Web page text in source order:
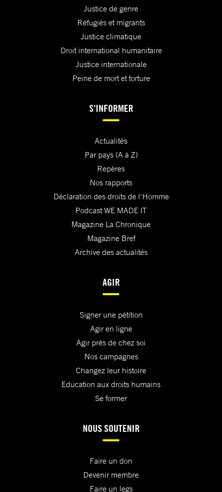
Justice de genre
Réfugiés et migrants
Justice climatique
Droit international humanitaire
Justice internationale
Peine de mort et torture
S'INFORMER
Actualités
Par pays (A à Z)
Repères
Nos rapports
Déclaration des droits de l'Homme
Podcast WE MADE IT
Magazine La Chronique
Magazine Bref
Archive des actualités
AGIR
Signer une pétition
Agir en ligne
Agir près de chez soi
Nos campagnes
Changez leur histoire
Education aux droits humains
Se former
NOUS SOUTENIR
Faire un don
Devenir membre
Faire un legs